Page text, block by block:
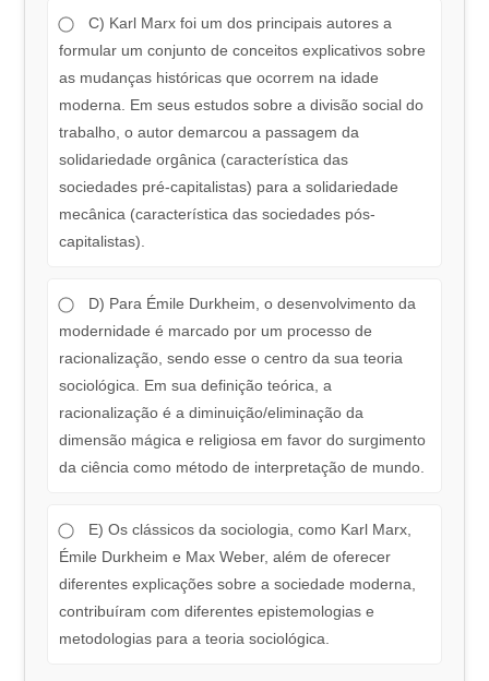
C) Karl Marx foi um dos principais autores a
formular um conjunto de conceitos explicativos sobre
as mudanças históricas que ocorrem na idade
moderna. Em seus estudos sobre a divisão social do
trabalho, o autor demarcou a passagem da
solidariedade orgânica (característica das
sociedades pré-capitalistas) para a solidariedade
mecânica (característica das sociedades pós-
capitalistas).
D) Para Émile Durkheim, o desenvolvimento da
modernidade é marcado por um processo de
racionalização, sendo esse o centro da sua teoria
sociológica. Em sua definição teórica, a
racionalização é a diminuição/eliminação da
dimensão mágica e religiosa em favor do surgimento
da ciência como método de interpretação de mundo.
E) Os clássicos da sociologia, como Karl Marx,
Émile Durkheim e Max Weber, além de oferecer
diferentes explicações sobre a sociedade moderna,
contribuíram com diferentes epistemologias e
metodologias para a teoria sociológica.